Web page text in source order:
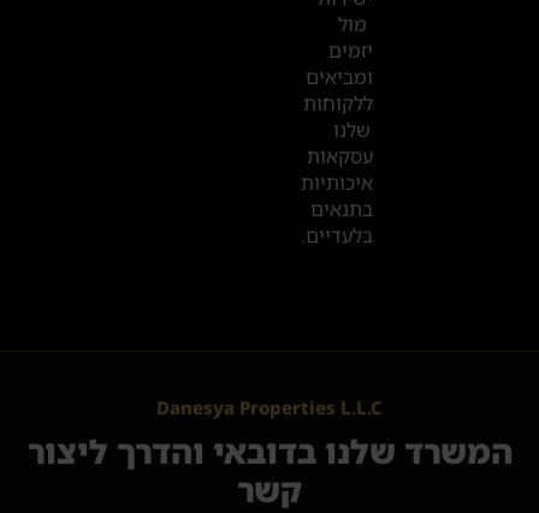
מול
יזמים
ומביאים
ללקוחות
שלנו
עסקאות
איכותיות
בתנאים
בלעדיים.
Danesya Properties L.L.C
המשרד שלנו בדובאי והדרך ליצור
קשר